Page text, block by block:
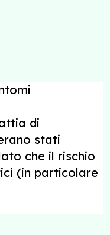
di
stati
che il rischio
(in particolare